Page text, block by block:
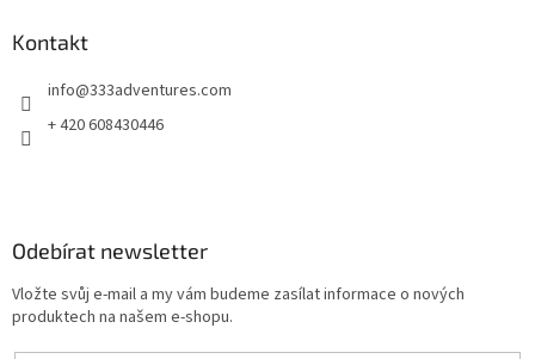
Kontakt
info@333adventures.com
+ 420 608430446
Odebírat newsletter
Vložte svůj e-mail a my vám budeme zasílat informace o nových
produktech na našem e-shopu.